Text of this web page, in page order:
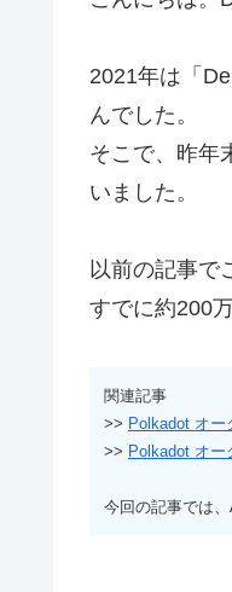
2021年は「
んでした。
そこで、昨年
いました。
以前の記事で
すでに約200
関連記事
>> Polkadot オー
>> Polkadot オー
今回の記事では